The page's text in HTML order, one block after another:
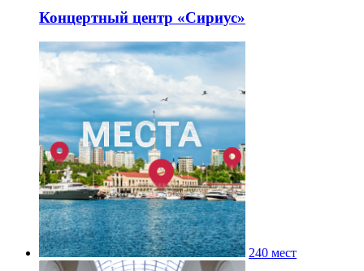
Концертный центр «Сириус»
240 мест